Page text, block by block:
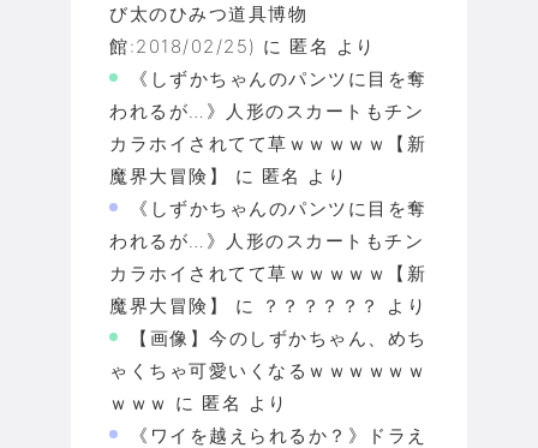
び太のひみつ道具博物
館:2018/02/25) に 匿名 より
《しずかちゃんのパンツに目を奪
われるが…》人形のスカートもチン
カラホイされてて草ｗｗｗｗｗ【新
魔界大冒険】
に 匿名 より
《しずかちゃんのパンツに目を奪
われるが…》人形のスカートもチン
カラホイされてて草ｗｗｗｗｗ【新
魔界大冒険】
に ？？？？？？
より
【画像】今のしずかちゃん、めち
ゃくちゃ可愛いくなるｗｗｗｗｗｗ
ｗｗｗ に 匿名 より
《ワイを越えられるか？》ドラえ